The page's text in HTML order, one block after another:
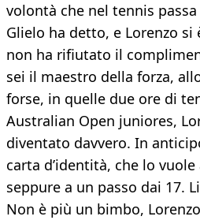
volontà che nel tennis
Glielo ha detto, e Lorenzo
non ha rifiutato il
sei il maestro della forza,
forse, in quelle due ore di
Australian Open juniores,
diventato davvero. In
carta d’identità, che lo
seppure a un passo dai 17.
Non è più un bimbo,